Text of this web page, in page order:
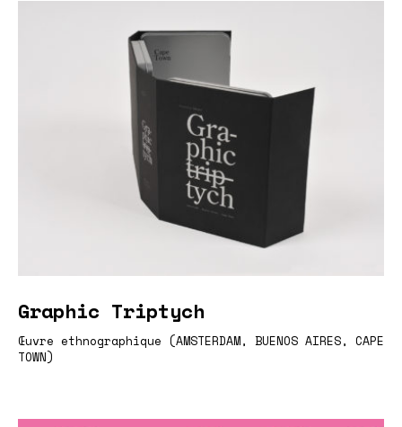
Graphic Triptych
Œuvre ethnographique (AMSTERDAM, BUENOS AIRES, CAPE
TOWN)